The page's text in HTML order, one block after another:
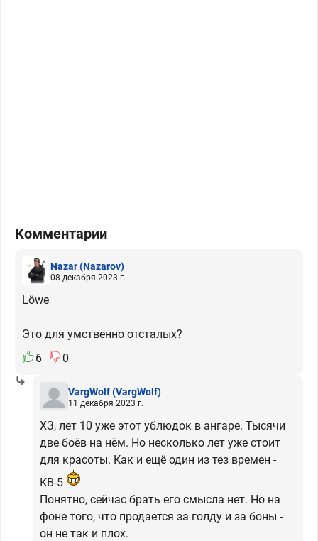
Комментарии
Nazar(Nazarov)
08 декабря 2023 г.
Löwe
Это для умственно отсталых?
6
0
VargWolf(VargWolf)
11 декабря 2023 г.
ХЗ, лет 10 уже этот ублюдок в ангаре. Тысячи
две боёв на нём. Но несколько лет уже стоит
для красоты. Как и ещё один из тез времен -
КВ-5
Понятно, сейчас брать его смысла нет. Но на
фоне того, что продается за голду и за боны -
он не так и плох.